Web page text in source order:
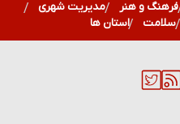
فرهنگ و هنر
مدیریت شهری
سلامت استان ها